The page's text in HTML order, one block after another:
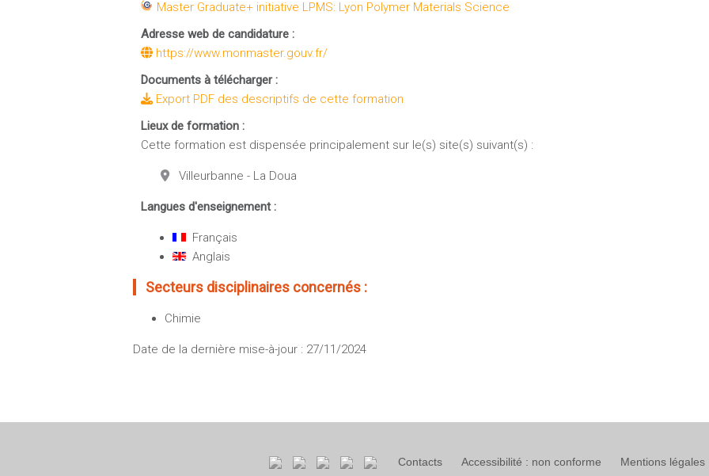
Master Graduate+ initiative LPMS: Lyon Polymer Materials Science
Adresse web de candidature :
https://www.monmaster.gouv.fr/
Documents à télécharger :
Export PDF des descriptifs de cette formation
Lieux de formation :
Cette formation est dispensée principalement sur le(s) site(s) suivant(s) :
Villeurbanne - La Doua
Langues d'enseignement :
Français
Anglais
Secteurs disciplinaires concernés :
Chimie
Date de la dernière mise-à-jour : 27/11/2024
Contacts Accessibilité : non conforme Mentions légales